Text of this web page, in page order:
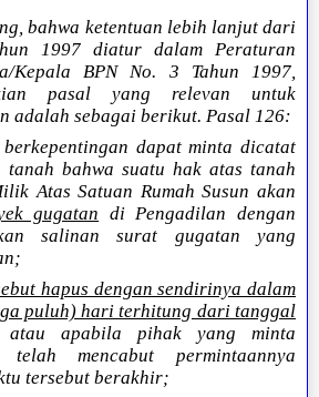
bahwa ketentuan lebih lanjut dari
1997 diatur dalam Peraturan
Kepala BPN No. 3 Tahun 1997,
pasal yang relevan untuk
adalah sebagai berikut. Pasal 126:
dapat minta dicatat
tanah bahwa suatu hak atas tanah
Atas Satuan Rumah Susun akan
gugatan di Pengadilan dengan
salinan surat gugatan yang
hapus dengan sendirinya dalam
puluh) hari terhitung dari tanggal
atau apabila pihak yang minta
telah mencabut permintaannya
tersebut berakhir;